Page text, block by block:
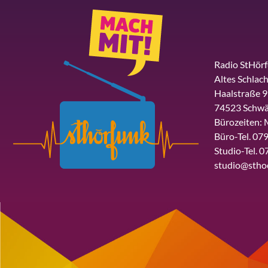
Radio
Altes
Haalstraße
74523
Bürozeiten:
Büro-Tel.
Studio-Tel.